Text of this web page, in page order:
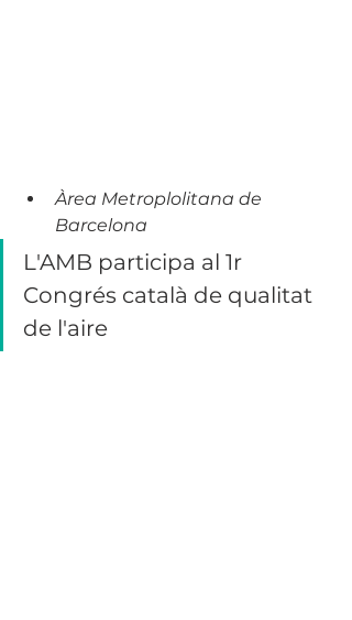
Àrea Metroplolitana de
Barcelona
L'AMB participa al 1r
Congrés català de qualitat
de l'aire